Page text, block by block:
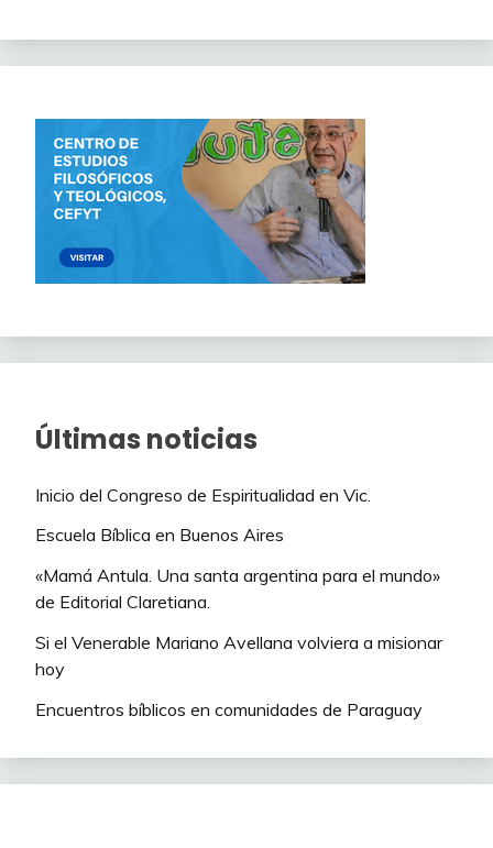
Últimas noticias
Inicio del Congreso de Espiritualidad en Vic.
Escuela Bíblica en Buenos Aires
«Mamá Antula. Una santa argentina para el mundo»
de Editorial Claretiana.
Si el Venerable Mariano Avellana volviera a misionar
hoy
Encuentros bíblicos en comunidades de Paraguay